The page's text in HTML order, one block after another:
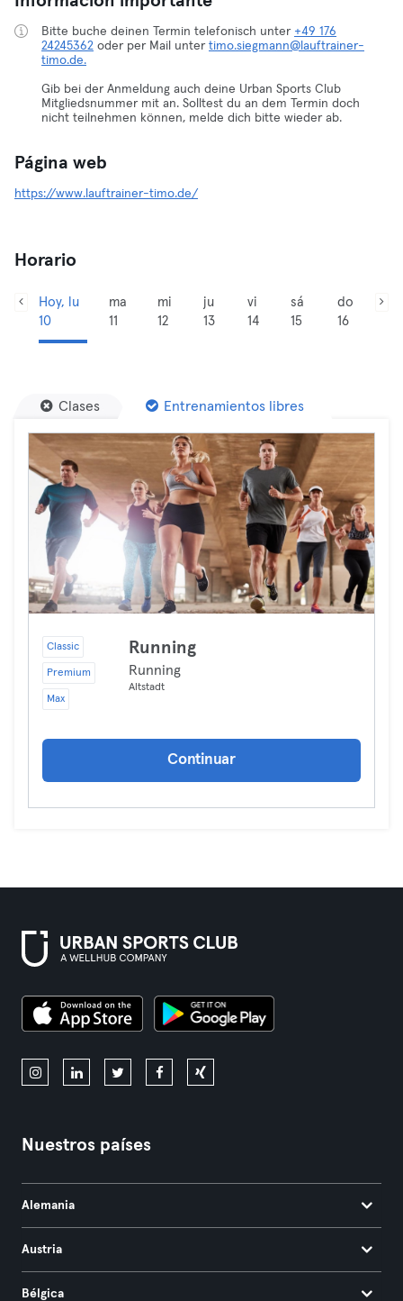
Bitte buche deinen Termin telefonisch unter +49 176
24245362 oder per Mail unter timo.siegmann@lauftrainer-
timo.de.
Gib bei der Anmeldung auch deine Urban Sports Club
Mitgliedsnummer mit an. Solltest du an dem Termin doch
nicht teilnehmen können, melde dich bitte wieder ab.
Página web
https://www.lauftrainer-timo.de/
Horario
Hoy, lu
10
ma
11
mi
12
ju
13
vi
14
sá
15
do
16
Clases Entrenamientos libres
Classic
Premium
Max
Running
Running
Altstadt
Continuar
Nuestros países
Alemania
Austria
Bélgica